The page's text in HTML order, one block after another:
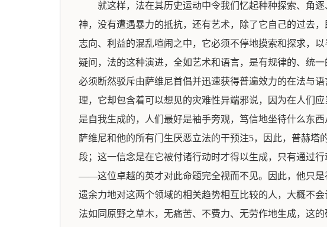
就这样，法在其历史运动中令我们忆起种种探索、角
神，没有遭遇暴力的抵抗，还有艺术，除了它自己的过去
志向、利益的混乱喧闹之中，它必须不停地摸索和探求，
疑问，法的这种演进，全如艺术和语言，是有规律的、统
必须断然驳斥由萨维尼首倡并迅速获得普遍效力的在法与
理，它却包含着可以想见的灾难性异端邪说，因为在人们
是自我生成的，人们最好是袖手旁观，笃信地坐待什么东西
萨维尼和他的所有门生厌恶立法的干预注5，因此，普赫
段；这一信念是在它被付诸行动时才得以生成，只有通过
——这位卓越的英才对此命题完全视而不见。因此，他只是
遗余力地对这两个领域的相关趋势相互比较的人，大概不
法如同原野之草木，无痛苦、不费力、无劳作地生成，这